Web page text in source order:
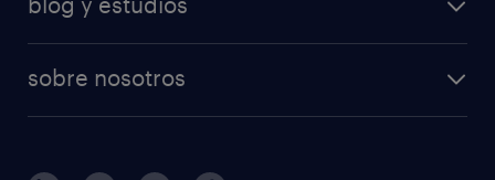
sobre nosotros